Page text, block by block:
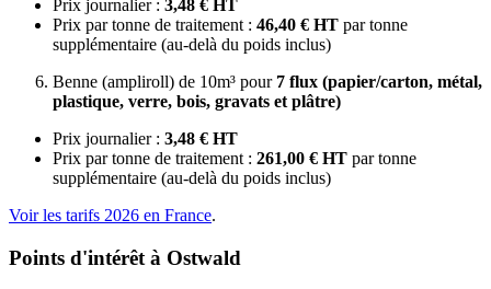
Prix journalier : 3,48 € HT
Prix par tonne de traitement : 46,40 € HT par tonne
supplémentaire (au-delà du poids inclus)
Benne (ampliroll) de 10m³ pour 7 flux (papier/carton, métal,
plastique, verre, bois, gravats et plâtre)
Prix journalier : 3,48 € HT
Prix par tonne de traitement : 261,00 € HT par tonne
supplémentaire (au-delà du poids inclus)
Voir les tarifs 2026 en France.
Points d'intérêt à Ostwald